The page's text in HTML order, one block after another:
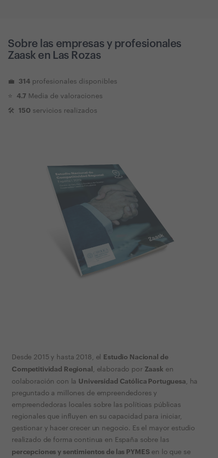
Sobre las empresas y profesionales
Zaask en Las Rozas
💼 314 profesionales disponibles
⭐️ 4.7 Media de valoraciones
🛠 150 servicios realizados
Desde 2015 y hasta 2018, el
Estudio Nacional de
Competitividad Regional , elaborado por Zaask en
colaboración con la Universidad Católica Portuguesa , ha
preguntado a millones de empreendedores y
empreendedoras locales sobre las políticas públicas
regionales que influyen en su capacidad para iniciar,
gestionar y hacer crecer un negocio. Es el mayor estudio
realizado de forma continua en España sobre las
percepciones y sentimientos de las PYMES en lo que se